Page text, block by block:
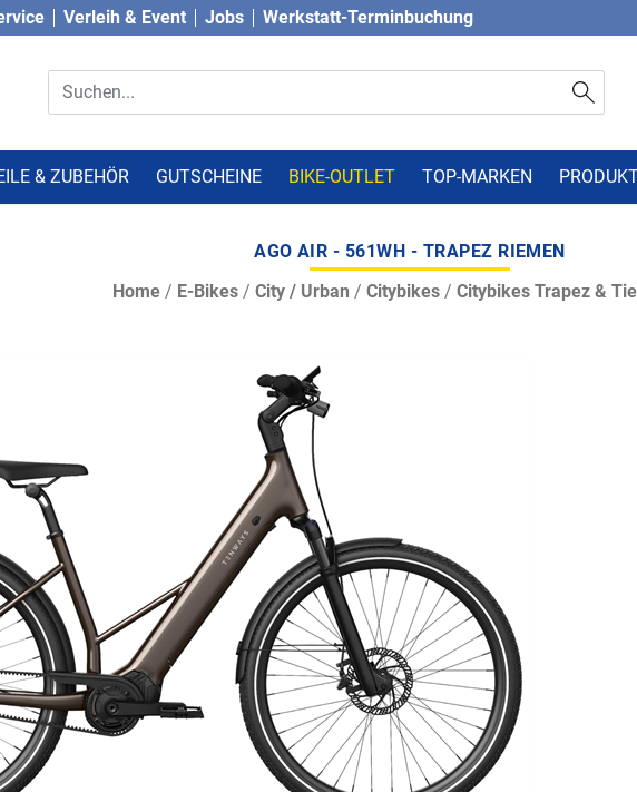
Verleih & Event Jobs Werkstatt-Terminbuchung
& ZUBEHÖR GUTSCHEINE BIKE-OUTLET TOP-MARKEN
AGO AIR - 561WH - TRAPEZ RIEMEN
Home / E-Bikes / City / Urban / Citybikes / Citybikes Trapez &